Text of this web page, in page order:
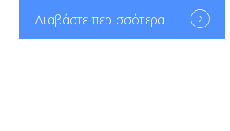
Διαβάστε περισσότερα...